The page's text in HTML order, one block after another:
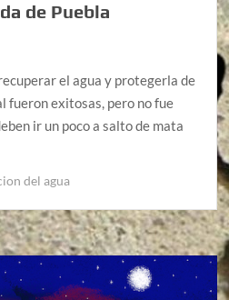
de Puebla
el agua y protegerla de
fueron exitosas, pero no fue
ir un poco a salto de mata
del agua